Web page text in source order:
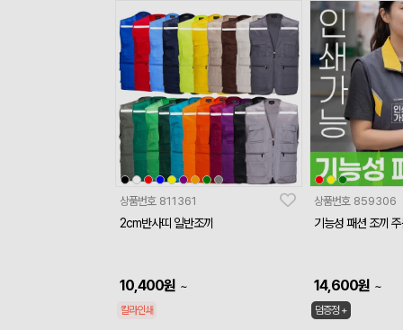
상품번호 811361
2cm반사띠 일반조끼
10,400원 ~
칼라인쇄
상품번호 859306
기능성 패션 조끼
14,600원 ~
덤증정 +